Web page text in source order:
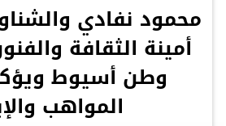
محمود نفادي
أمينة الثقافة
وطن أسيوط
المواهب